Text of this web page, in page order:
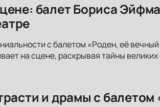
балет Бориса
с балетом «Роден, её
на сцене, раскрывая тайны
и драмы с